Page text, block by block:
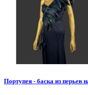
Портупея - баска из перьев